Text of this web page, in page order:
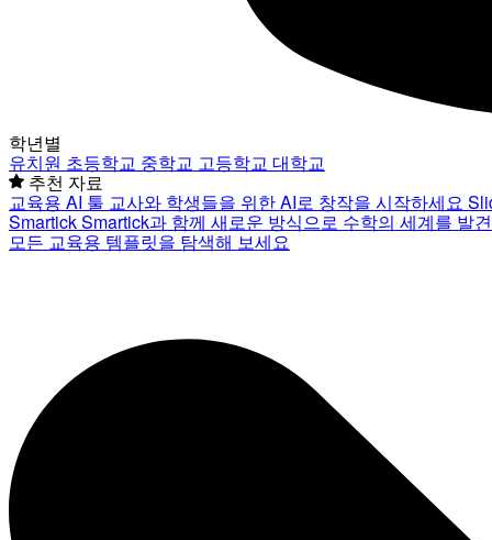
학년별
유치원 초등학교 중학교 고등학교 대학교
추천 자료
교육용 AI 툴 교사와 학생들을 위한 AI로 창작을 시작하세요
SmartickSmartick과 함께 새로운 방식으로 수학의 세계를 발
모든 교육용 템플릿을 탐색해 보세요